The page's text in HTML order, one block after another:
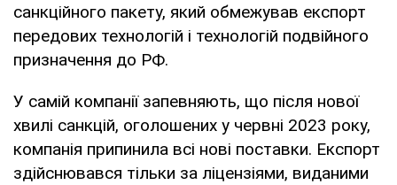
санкційного пакету, який обмежував експорт
передових технологій і технологій подвійного
призначення до РФ.
У самій компанії запевняють, що після нової
хвилі санкцій, оголошених у червні 2023 року,
компанія припинила всі нові поставки. Експорт
здійснювався тільки за ліцензіями, виданими